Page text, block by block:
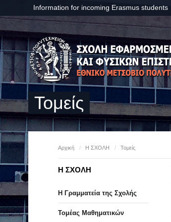
Information for incoming Erasmus students
Τομείς
Αρχική / Η ΣΧΟΛΗ / Τομείς
Η ΣΧΟΛΗ
Η Γραμματεία της Σχολής
Τομέας Μαθηματικών